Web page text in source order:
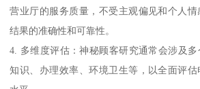
营业厅的服务质量，不受主观偏见和个人
结果的准确性和可靠性。
4. 多维度评估：神秘顾客研究通常会涉及多
知识、办理效率、环境卫生等，以全面评